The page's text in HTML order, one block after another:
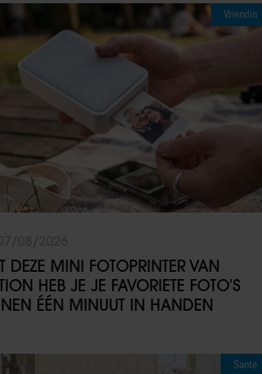
Vriendin
DEZE MINI FOTOPRINTER VAN
HEB JE JE FAVORIETE FOTO’S
ÉÉN MINUUT IN HANDEN
Sante